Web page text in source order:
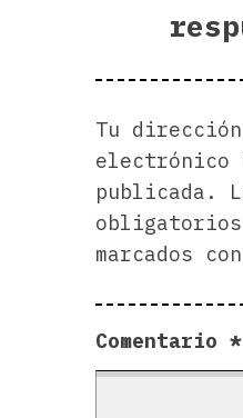
Tu
electrónico
publicada.
marcados con
Comentario*